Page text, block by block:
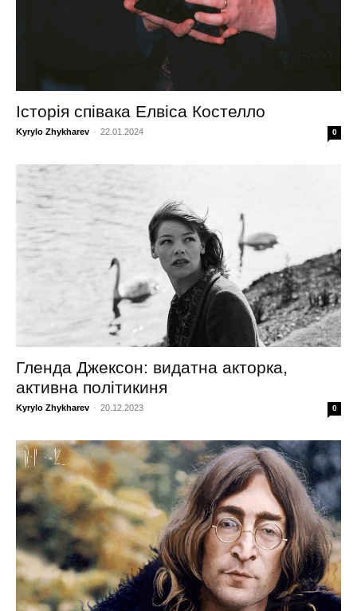
Історія співака Елвіса Костелло
Kyrylo Zhykharev - 22.01.2024 0
Гленда Джексон: видатна акторка,
активна політикиня
Kyrylo Zhykharev - 20.12.2023 0